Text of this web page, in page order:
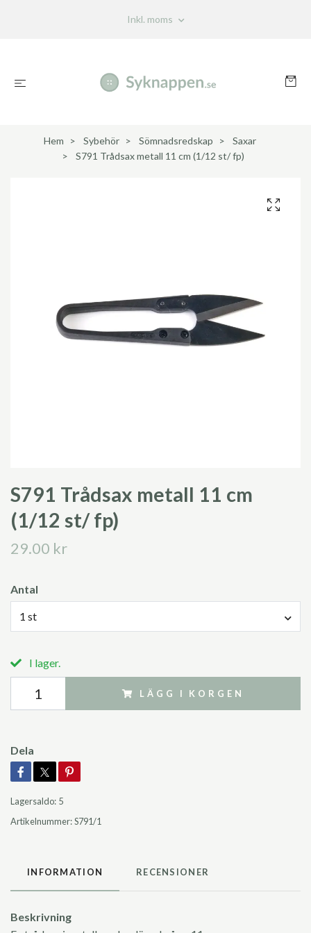
Inkl. moms
Hem Sybehör Sömnadsredskap
Saxar
S791 Trådsax metall 11 cm (1/12 st/ fp)
S791 Trådsax metall 11 cm
(1/12 st/ fp)
29.00 kr
Antal
1 st
I lager.
LÄGG I KORGEN
Dela
Lagersaldo: 5
Artikelnummer:S791/1
INFORMATION RECENSIONER
Beskrivning